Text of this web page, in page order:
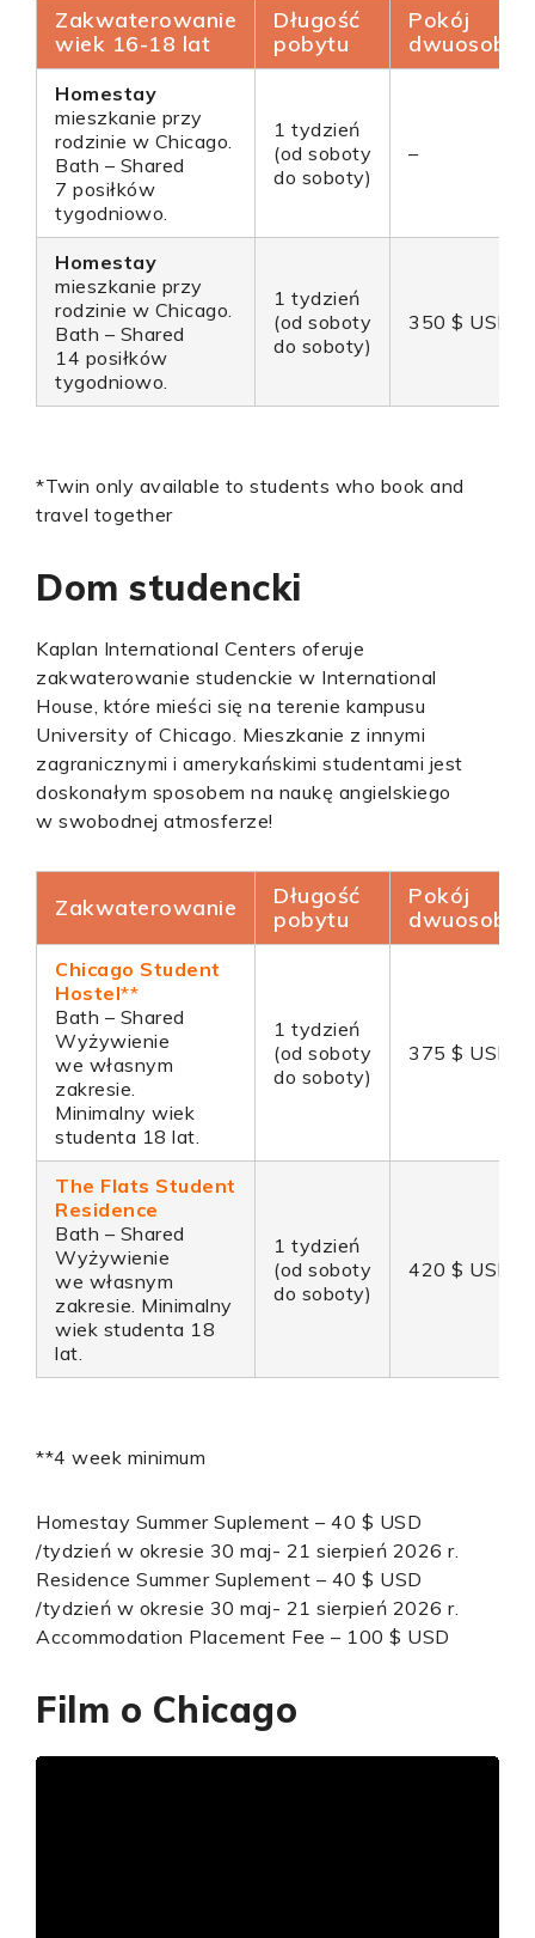
Zakwaterowanie
wiek 16-18 lat
Długość
pobytu
Pokój
Homestay
mieszkanie przy
rodzinie w Chicago.
Bath – Shared
7 posiłków
tygodniowo.
1 tydzień
(od soboty
do soboty)
–
Homestay
mieszkanie przy
rodzinie w Chicago.
Bath – Shared
14 posiłków
tygodniowo.
1 tydzień
(od soboty
do soboty)
350 $ USD*
*Twin only available to students who book and
travel together
Dom studencki
Kaplan International Centers oferuje
zakwaterowanie studenckie w International
House, które mieści się na terenie kampusu
University of Chicago. Mieszkanie z innymi
zagranicznymi i amerykańskimi studentami jest
doskonałym sposobem na naukę angielskiego
w swobodnej atmosferze!
Zakwaterowanie
Długość
pobytu
Pokój
Chicago Student
Hostel**
Bath – Shared
Wyżywienie
we własnym
zakresie.
Minimalny wiek
studenta 18 lat.
1 tydzień
(od soboty
do soboty)
375 $ USD
The Flats Student
Residence
Bath – Shared
Wyżywienie
we własnym
zakresie. Minimalny
wiek studenta 18
lat.
1 tydzień
(od soboty
do soboty)
420 $ USD
**4 week minimum
Homestay Summer Suplement – 40 $ USD
/tydzień w okresie 30 maj- 21 sierpień 2026 r.
Residence Summer Suplement – 40 $ USD
/tydzień w okresie 30 maj- 21 sierpień 2026 r.
Accommodation Placement Fee – 100 $ USD
Film o Chicago